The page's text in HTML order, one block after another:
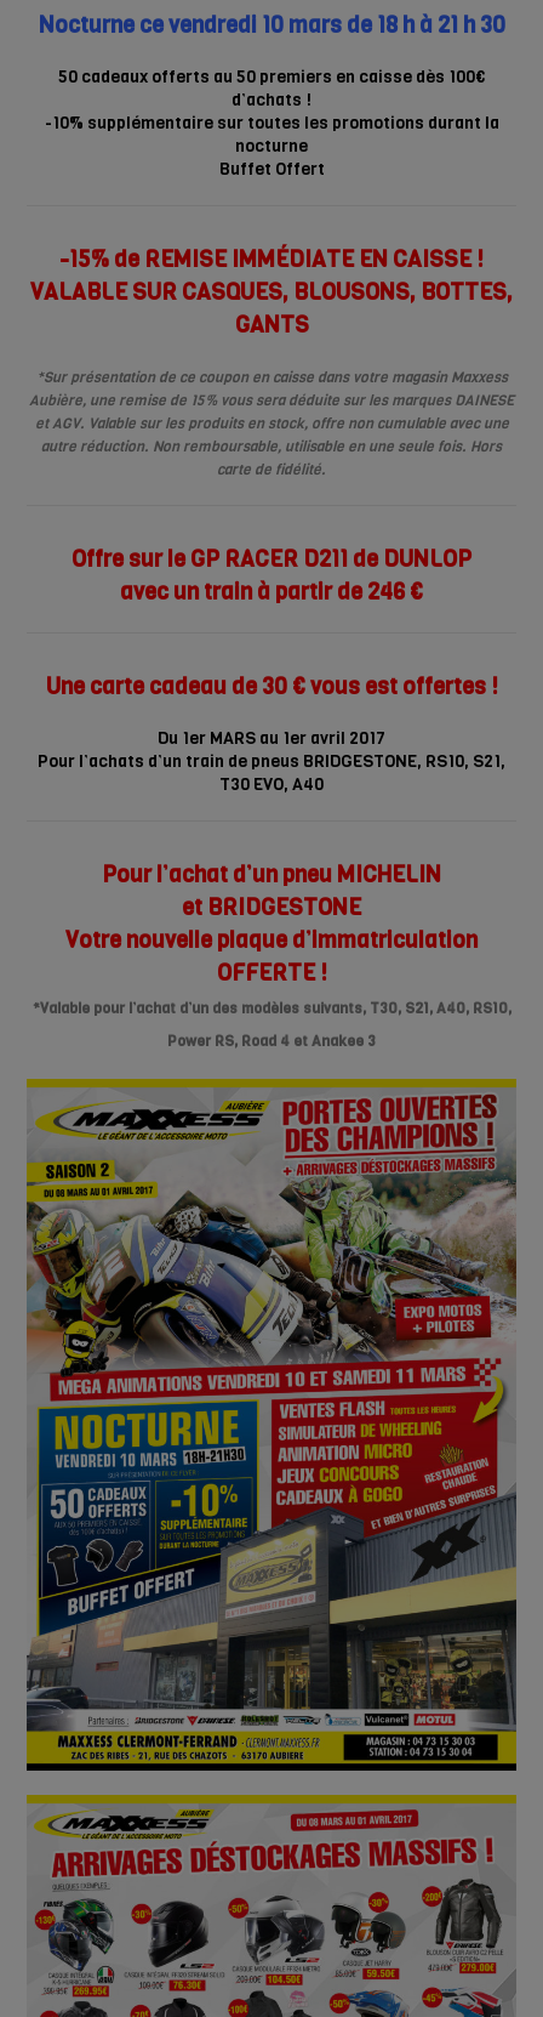
Nocturne ce vendredi 10 mars de 18 h à 21 h 30
50 cadeaux offerts au 50 premiers en caisse dès 100€
d’achats !
-10% supplémentaire sur toutes les promotions durant la
nocturne
Buffet Offert
-15% de REMISE IMMÉDIATE EN CAISSE !
VALABLE SUR CASQUES, BLOUSONS, BOTTES,
GANTS
*Sur présentation de ce coupon en caisse dans votre magasin Maxxess
Aubière, une remise de 15% vous sera déduite sur les marques DAINESE
et AGV. Valable sur les produits en stock, offre non cumulable avec une
autre réduction. Non remboursable, utilisable en une seule fois. Hors
carte de fidélité.
Offre sur le GP RACER D211 de DUNLOP
avec un train à partir de 246 €
Une carte cadeau de 30 € vous est offertes !
Du 1er MARS au 1er avril 2017
Pour l’achats d’un train de pneus BRIDGESTONE, RS10, S21,
T30 EVO, A40
Pour l’achat d’un pneu MICHELIN
et BRIDGESTONE
Votre nouvelle plaque d’immatriculation
OFFERTE !
*Valable pour l’achat d’un des modèles suivants, T30, S21, A40, RS10,
Power RS, Road 4 et Anakee 3